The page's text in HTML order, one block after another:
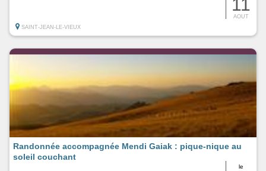
11
AOUT
SAINT-JEAN-LE-VIEUX
le
Randonnée accompagnée Mendi Gaiak : pique-nique au
soleil couchant